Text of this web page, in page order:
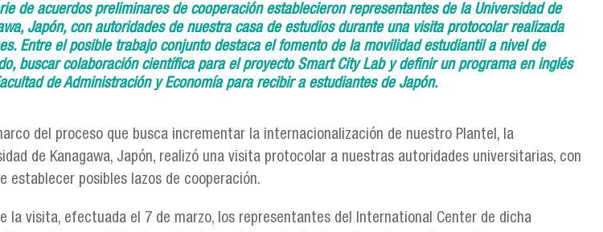
de acuerdos preliminares de cooperación establecieron representantes de la Universidad de
Japón, con autoridades de nuestra casa de estudios durante una visita protocolar realizada
Entre el posible trabajo conjunto destaca el fomento de la movilidad estudiantil a nivel de
buscar colaboración científica para el proyecto Smart City Lab y definir un programa en inglés
de Administración y Economía para recibir a estudiantes de Japón.
del proceso que busca incrementar la internacionalización de nuestro Plantel, la
de Kanagawa, Japón, realizó una visita protocolar a nuestras autoridades universitarias, con
establecer posibles lazos de cooperación.
la visita, efectuada el 7 de marzo, los representantes del International Center de dicha